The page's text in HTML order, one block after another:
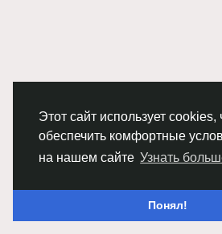
Этот сайт использует cookies,
обеспечить комфортные
на нашем сайте Узнать
Понял!